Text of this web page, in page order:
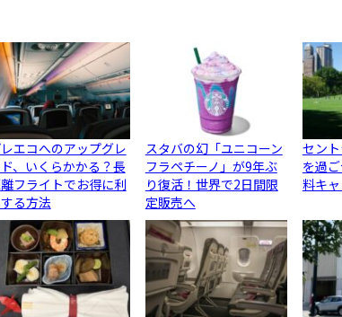
エコへのアップグレ
、いくらかかる？長
フライトでお得に利
る方法
スタバの幻「ユニコーン
フラペチーノ」が9年ぶ
り復活！世界で2日間限
定販売へ
セン
を過
料キ